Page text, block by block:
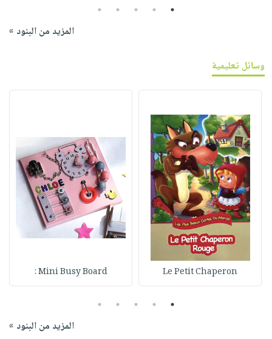
1
2
3
4
5
المزيد من البنود »
وسائل تعليمية
Le Petit Chaperon
Mini Busy Board :
1
2
3
4
5
المزيد من البنود »